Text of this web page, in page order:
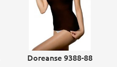
Doreanse 9388-88